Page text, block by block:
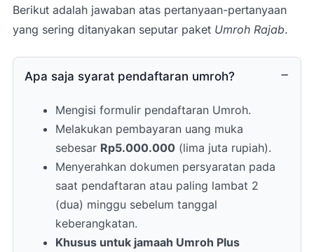
Dan area sekitar lainnya.(Catatan:
Program dapat disesuaikan
Ziarah Raudhahakan dilakukan sesuai
jadwal tasreh (izin kunjungan) yang
Setelah Sholat Dzuhur, jamaah kembali
ke hotel untuk makan siang.
Kemudian melaksanakan Sholat Ashar,
Maghrib, dan Isya di Masjid Nabawi.
Hari ditutup dengan makan malam di
hotel.
Berikut adalah jawaban atas pertanyaan-pertanyaan
yang sering ditanyakan seputar paket Umroh Rajab.
Apa saja syarat pendaftaran umroh?
Mengisi formulir pendaftaran Umroh.
Melakukan pembayaran uang muka
sebesar Rp5.000.000 (lima juta rupiah).
Menyerahkan dokumen persyaratan pada
saat pendaftaran atau paling lambat 2
(dua) minggu sebelum tanggal
keberangkatan.
Khusus untuk jamaah Umroh Plus